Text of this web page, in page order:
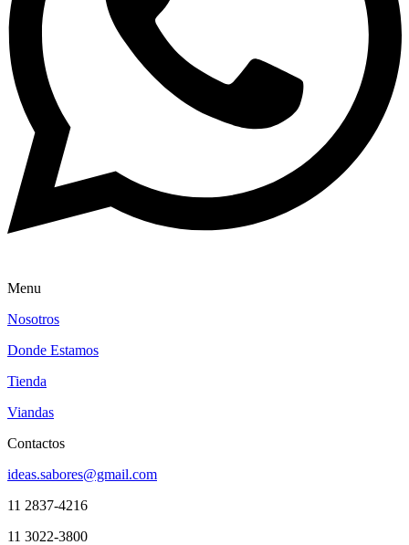
Menu
Nosotros
Donde Estamos
Tienda
Viandas
Contactos
ideas.sabores@gmail.com
11 2837-4216
11 3022-3800